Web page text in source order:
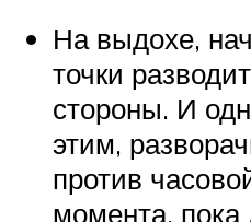
На выдохе,
точки
стороны. И
этим,
против
момента, пока